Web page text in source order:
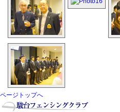
ページトップへ